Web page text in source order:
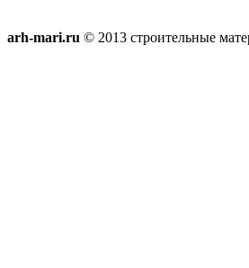
arh-mari.ru © 2013 строительные